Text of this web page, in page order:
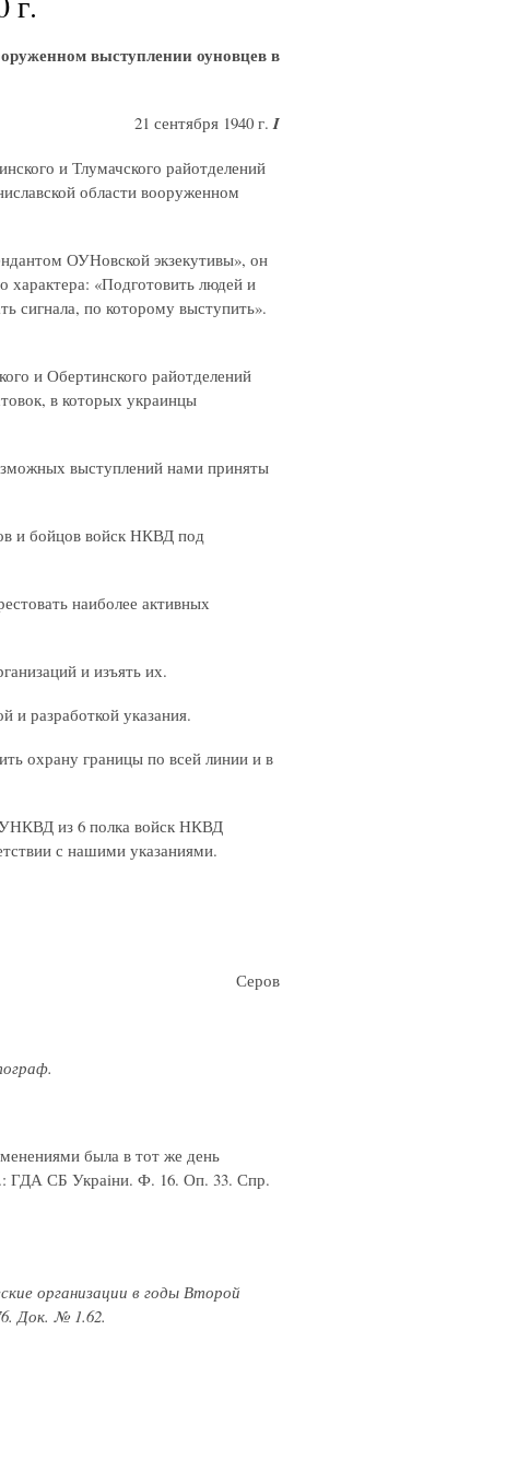
выступлении оуновцев в
21 сентября 1940 г. I
и Тлумачского райотделений
области вооруженном
ОУНовской экзекутивы», он
характера: «Подготовить людей и
сигнала, по которому выступить».
и Обертинского райотделений
в которых украинцы
выступлений нами приняты
и бойцов войск НКВД под
наиболее активных
и изъять их.
разработкой указания.
охрану границы по всей линии и в
УНКВД из 6 полка войск НКВД
с нашими указаниями.
Серов
была в тот же день
ГДА СБ Украiни. Ф. 16. Оп. 33. Спр.
организации в годы Второй
6. Док. № 1.62.